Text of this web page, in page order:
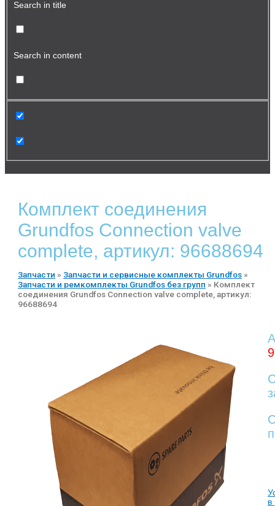
Search in title
Search in content
Комплект соединения
Grundfos Connection valve
complete, артикул: 96688694
Запчасти » Запчасти и сервисные комплекты Grundfos »
Запчасти и ремкомплекты Grundfos без групп » Комплект
соединения Grundfos Connection valve complete, артикул:
96688694
в